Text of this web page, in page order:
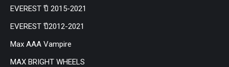
EVEREST ปี 2015-2021
EVEREST ปี2012-2021
Max AAA Vampire
MAX BRIGHT WHEELS